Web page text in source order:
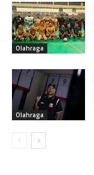
Olahraga
Olahraga